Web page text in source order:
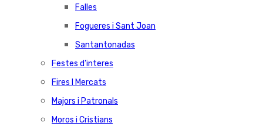
Falles
Fogueres i Sant Joan
Santantonadas
Festes d’interes
Fires I Mercats
Majors i Patronals
Moros i Cristians